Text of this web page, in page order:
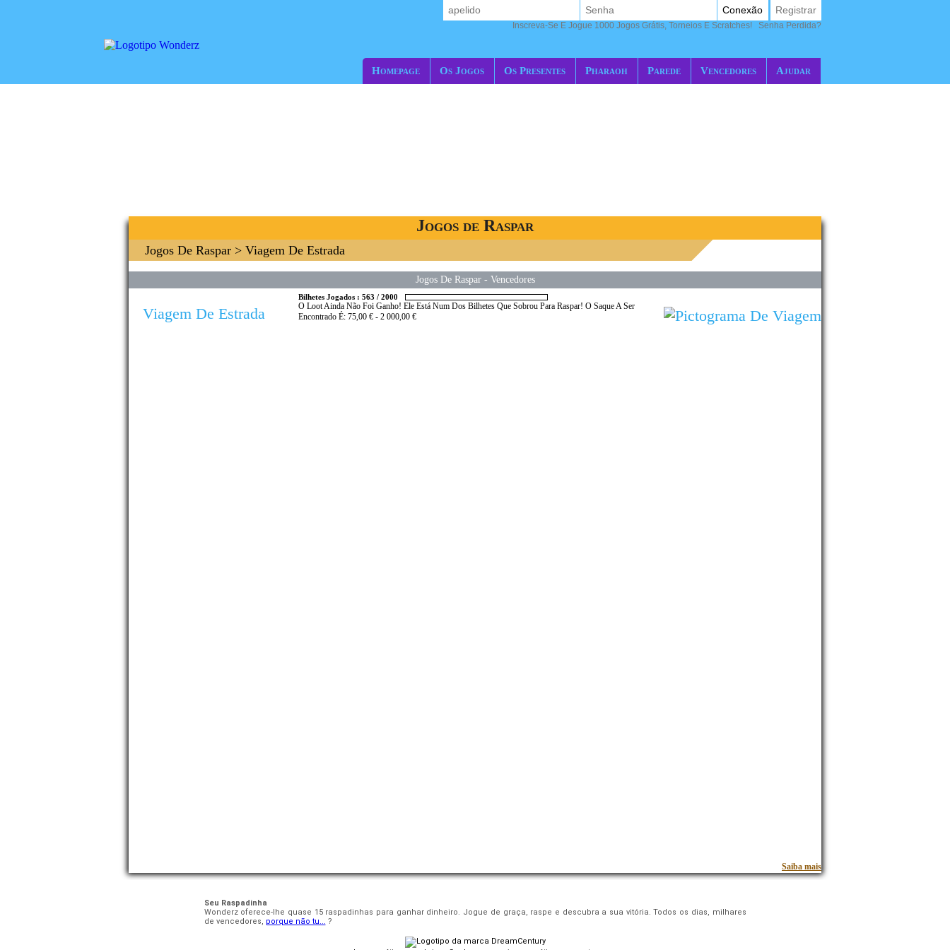
Homepage Os Jogos Os Presentes Pharaoh Parede Vencedores Ajudar
Conexão Registrar
Inscreva-Se E Jogue 1000 Jogos Grátis, Torneios E Scratches! Senha Perdida?
Jogos de Raspar
Jogos De Raspar > Viagem De Estrada
Jogos De Raspar- Vencedores
Viagem De Estrada
Bilhetes Jogados : 563 / 2000
O Loot Ainda Não Foi Ganho! Ele Está Num Dos Bilhetes Que Sobrou Para Raspar! O Saque A Ser
Encontrado É: 75,00 € - 2 000,00 €
Saiba mais
Seu Raspadinha
Wonderz oferece-lhe quase 15 raspadinhas para ganhar dinheiro. Jogue de graça, raspe e descubra a sua vitória. Todos os dias, milhares
de vencedores, porque não tu... ?